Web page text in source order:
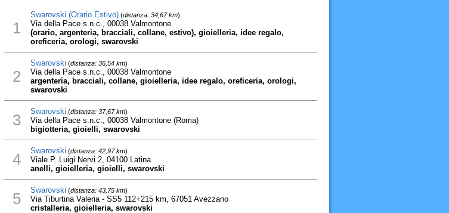
1
Swarovski (Orario Estivo)(distanza: 34,67 km)
Via della Pace s.n.c., 00038 Valmontone
(orario, argenteria, bracciali, collane, estivo), gioielleria, idee regalo,
oreficeria, orologi, swarovski
2
Swarovski (distanza: 36,54 km)
Via della Pace s.n.c., 00038 Valmontone
argenteria, bracciali, collane, gioielleria, idee regalo, oreficeria, orologi,
swarovski
3 Swarovski (distanza: 37,67 km)
Via della Pace s.n.c., 00038 Valmontone (Roma)
bigiotteria, gioielli, swarovski
4 Swarovski (distanza: 42,97 km)
Viale P. Luigi Nervi 2, 04100 Latina
anelli, gioielleria, gioielli, swarovski
5 Swarovski (distanza: 43,75 km)
Via Tiburtina Valeria - SS5 112+215 km, 67051 Avezzano
cristalleria, gioielleria, swarovski